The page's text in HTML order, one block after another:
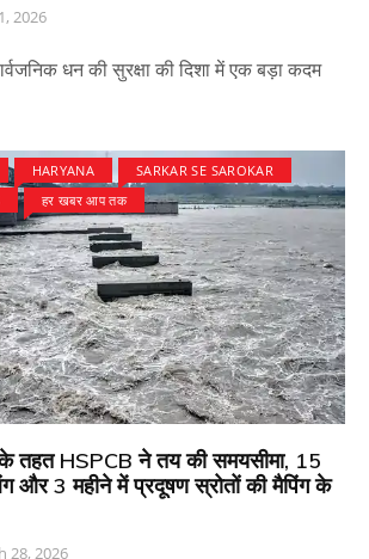
2026
धन की सुरक्षा की दिशा में एक बड़ा कदम
HARYANA
SARKAR SE SAROKAR
हर खबर आप तक
तहत HSPCB ने तय की समयसीमा, 15
और 3 महीने में प्रदूषण स्रोतों की मैपिंग के
28, 2026